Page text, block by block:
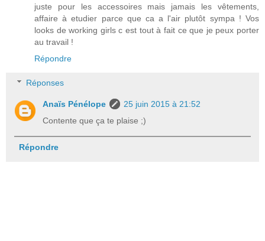
juste pour les accessoires mais jamais les vêtements,
affaire à etudier parce que ca a l'air plutôt sympa ! Vos
looks de working girls c est tout à fait ce que je peux porter
au travail !
Répondre
Réponses
Anaïs Pénélope
25 juin 2015 à 21:52
Contente que ça te plaise ;)
Répondre